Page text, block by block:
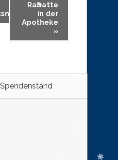
Rabatte
in der
Apotheke
»